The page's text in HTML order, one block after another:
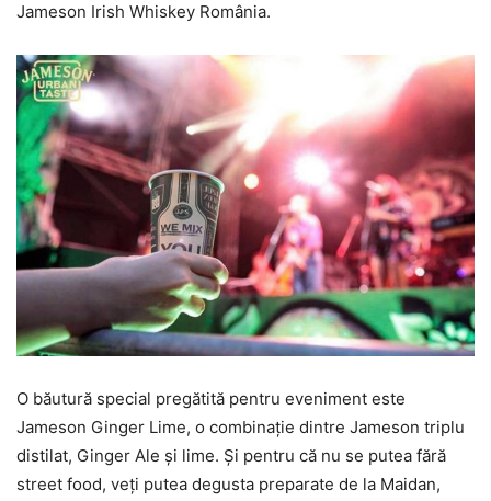
Jameson Irish Whiskey România.
O băutură special pregătită pentru eveniment este
Jameson Ginger Lime, o combinaţie dintre Jameson triplu
distilat, Ginger Ale şi lime. Şi pentru că nu se putea fără
street food, veţi putea degusta preparate de la Maidan,